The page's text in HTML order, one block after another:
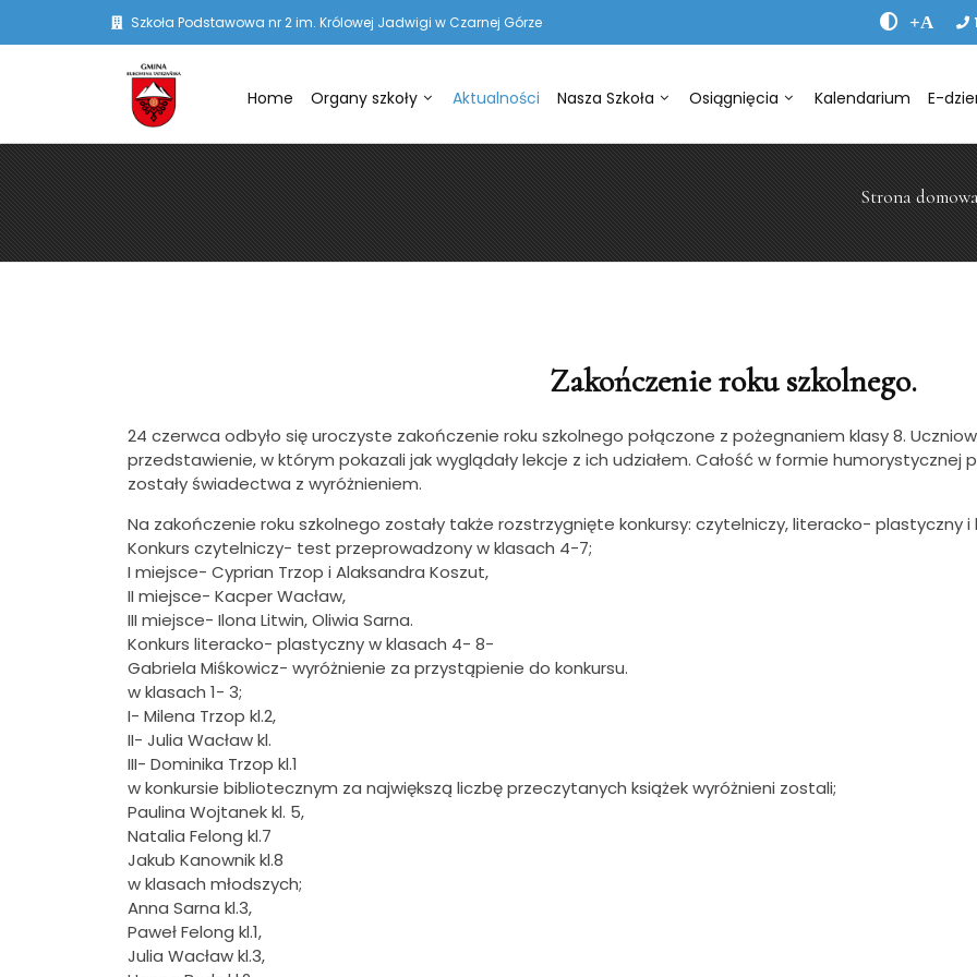
Szkoła Podstawowa nr 2 im. Królowej Jadwigi w Czarnej Górze +A
Home Organy szkoły Aktualności Nasza Szkoła Osiągnięcia Kalendarium E-
Strona
Zakończenie roku szkolnego.
24 czerwca odbyło się uroczyste zakończenie roku szkolnego połączone z pożegnaniem klasy 8.
przedstawienie, w którym pokazali jak wyglądały lekcje z ich udziałem. Całość w formie humorystycznej
zostały świadectwa z wyróżnieniem.
Na zakończenie roku szkolnego zostały także rozstrzygnięte konkursy: czytelniczy, literacko- plastyczny i
Konkurs czytelniczy- test przeprowadzony w klasach 4-7;
I miejsce- Cyprian Trzop i Alaksandra Koszut,
II miejsce- Kacper Wacław,
III miejsce- Ilona Litwin, Oliwia Sarna.
Konkurs literacko- plastyczny w klasach 4- 8-
Gabriela Miśkowicz- wyróżnienie za przystąpienie do konkursu.
w klasach 1- 3;
I- Milena Trzop kl.2,
II- Julia Wacław kl.
III- Dominika Trzop kl.1
w konkursie bibliotecznym za największą liczbę przeczytanych książek wyróżnieni zostali;
Paulina Wojtanek kl. 5,
Natalia Felong kl.7
Jakub Kanownik kl.8
w klasach młodszych;
Anna Sarna kl.3,
Paweł Felong kl.1,
Julia Wacław kl.3,